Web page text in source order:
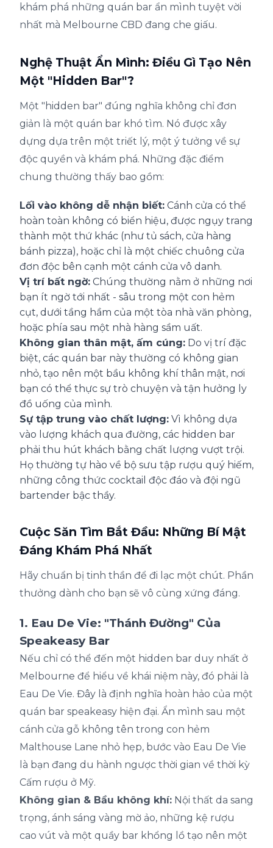
khám phá những quán bar ẩn mình tuyệt vời
nhất mà Melbourne CBD đang che giấu.
Nghệ Thuật Ẩn Mình: Điều Gì Tạo Nên
Một "Hidden Bar"?
Một "hidden bar" đúng nghĩa không chỉ đơn
giản là một quán bar khó tìm. Nó được xây
dựng dựa trên một triết lý, một ý tưởng về sự
độc quyền và khám phá. Những đặc điểm
chung thường thấy bao gồm:
Lối vào không dễ nhận biết: Cánh cửa có thể
hoàn toàn không có biển hiệu, được ngụy trang
thành một thứ khác (như tủ sách, cửa hàng
bánh pizza), hoặc chỉ là một chiếc chuông cửa
đơn độc bên cạnh một cánh cửa vô danh.
Vị trí bất ngờ: Chúng thường nằm ở những nơi
bạn ít ngờ tới nhất - sâu trong một con hẻm
cụt, dưới tầng hầm của một tòa nhà văn phòng,
hoặc phía sau một nhà hàng sầm uất.
Không gian thân mật, ấm cúng: Do vị trí đặc
biệt, các quán bar này thường có không gian
nhỏ, tạo nên một bầu không khí thân mật, nơi
bạn có thể thực sự trò chuyện và tận hưởng ly
đồ uống của mình.
Sự tập trung vào chất lượng: Vì không dựa
vào lượng khách qua đường, các hidden bar
phải thu hút khách bằng chất lượng vượt trội.
Họ thường tự hào về bộ sưu tập rượu quý hiếm,
những công thức cocktail độc đáo và đội ngũ
bartender bậc thầy.
Cuộc Săn Tìm Bắt Đầu: Những Bí Mật
Đáng Khám Phá Nhất
Hãy chuẩn bị tinh thần để đi lạc một chút. Phần
thưởng dành cho bạn sẽ vô cùng xứng đáng.
1. Eau De Vie: "Thánh Đường" Của
Speakeasy Bar
Nếu chỉ có thể đến một hidden bar duy nhất ở
Melbourne để hiểu về khái niệm này, đó phải là
Eau De Vie. Đây là định nghĩa hoàn hảo của một
quán bar speakeasy hiện đại. Ẩn mình sau một
cánh cửa gỗ không tên trong con hẻm
Malthouse Lane nhỏ hẹp, bước vào Eau De Vie
là bạn đang du hành ngược thời gian về thời kỳ
Cấm rượu ở Mỹ.
Không gian & Bầu không khí: Nội thất da sang
trọng, ánh sáng vàng mờ ảo, những kệ rượu
cao vút và một quầy bar khổng lồ tạo nên một